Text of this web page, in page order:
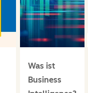
Was ist
Business